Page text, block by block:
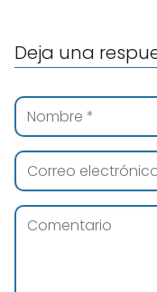
Deja una